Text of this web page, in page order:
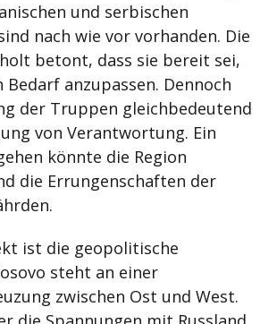
und serbischen
nach wie vor vorhanden. Die
betont, dass sie bereit sei,
Bedarf anzupassen. Dennoch
der Truppen gleichbedeutend
von Verantwortung. Ein
könnte die Region
die Errungenschaften der
ist die geopolitische
steht an einer
zwischen Ost und West.